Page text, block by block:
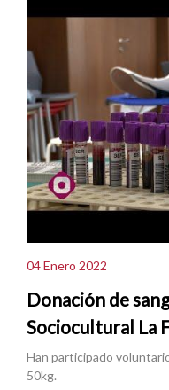
04 Enero 2022
Donación de
Sociocultural La
Han participado
50kg.